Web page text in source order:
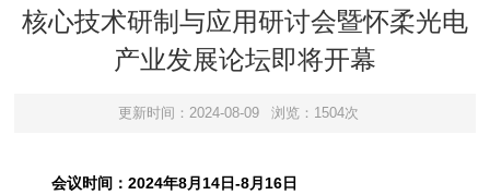
核心技术研制与应用研讨会暨怀柔光电
产业发展论坛即将开幕
更新时间：2024-08-09 浏览：1504次
会议时间：2024年8月14日-8月16日